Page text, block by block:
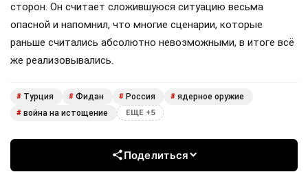
сторон. Он считает сложившуюся ситуацию весьма
опасной и напомнил, что многие сценарии, которые
раньше считались абсолютно невозможными, в итоге всё
же реализовывались.
# Турция # Фидан # Россия # ядерное оружие
# война на истощение ЕЩЕ +5
Поделиться